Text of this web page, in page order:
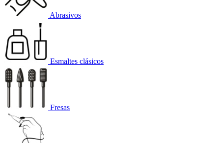
Abrasivos
Esmaltes clásicos
Fresas